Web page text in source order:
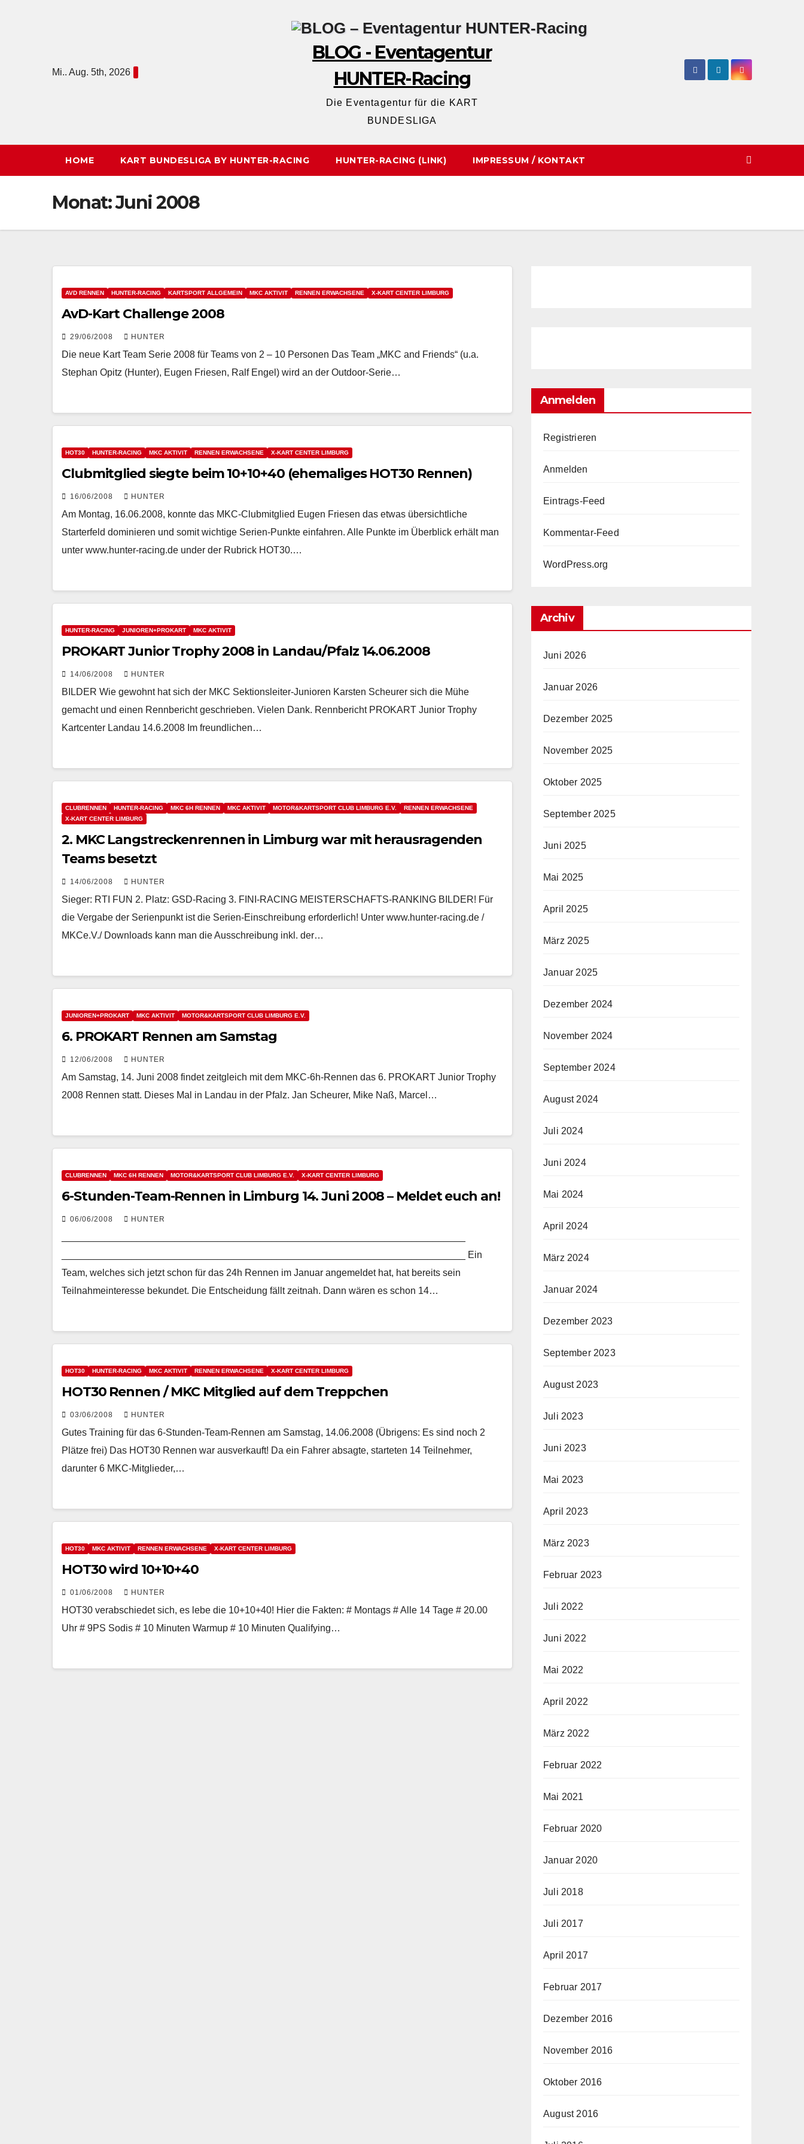
Mi.. Aug. 5th, 2026
BLOG - Eventagentur
HUNTER-Racing
Die Eventagentur für die KART
BUNDESLIGA
HOME KART BUNDESLIGA BY HUNTER-RACING HUNTER-RACING (LINK) IMPRESSUM / KONTAKT
Monat:Juni 2008
AVD RENNEN HUNTER-RACING KARTSPORT ALLGEMEIN MKC AKTIVIT RENNEN ERWACHSENE X-KART CENTER LIMBURG
AvD-Kart Challenge 2008
29/06/2008 HUNTER
Die neue Kart Team Serie 2008 für Teams von 2 – 10 Personen Das Team „MKC and Friends“ (u.a.
Stephan Opitz (Hunter), Eugen Friesen, Ralf Engel) wird an der Outdoor-Serie…
HOT30 HUNTER-RACING MKC AKTIVIT RENNEN ERWACHSENE X-KART CENTER LIMBURG
Clubmitglied siegte beim 10+10+40 (ehemaliges HOT30 Rennen)
16/06/2008 HUNTER
Am Montag, 16.06.2008, konnte das MKC-Clubmitglied Eugen Friesen das etwas übersichtliche
Starterfeld dominieren und somit wichtige Serien-Punkte einfahren. Alle Punkte im Überblick erhält man
unter www.hunter-racing.de under der Rubrick HOT30.…
HUNTER-RACING JUNIOREN+PROKART MKC AKTIVIT
PROKART Junior Trophy 2008 in Landau/Pfalz 14.06.2008
14/06/2008 HUNTER
BILDER Wie gewohnt hat sich der MKC Sektionsleiter-Junioren Karsten Scheurer sich die Mühe
gemacht und einen Rennbericht geschrieben. Vielen Dank. Rennbericht PROKART Junior Trophy 
Kartcenter Landau 14.6.2008 Im freundlichen…
CLUBRENNEN HUNTER-RACING MKC 6H RENNEN MKC AKTIVIT MOTOR&KARTSPORT CLUB LIMBURG E.V.
RENNEN ERWACHSENE
X-KART CENTER LIMBURG
2. MKC Langstreckenrennen in Limburg war mit herausragenden
Teams besetzt
14/06/2008 HUNTER
Sieger: RTI FUN 2. Platz: GSD-Racing 3. FINI-RACING MEISTERSCHAFTS-RANKING BILDER! Für
die Vergabe der Serienpunkt ist die Serien-Einschreibung erforderlich! Unter www.hunter-racing.de /
MKCe.V./ Downloads kann man die Ausschreibung inkl. der…
JUNIOREN+PROKART MKC AKTIVIT MOTOR&KARTSPORT CLUB LIMBURG E.V.
6. PROKART Rennen am Samstag
12/06/2008 HUNTER
Am Samstag, 14. Juni 2008 findet zeitgleich mit dem MKC-6h-Rennen das 6. PROKART Junior Trophy
2008 Rennen statt. Dieses Mal in Landau in der Pfalz. Jan Scheurer, Mike Naß, Marcel…
CLUBRENNEN MKC 6H RENNEN MOTOR&KARTSPORT CLUB LIMBURG E.V. X-KART CENTER LIMBURG
6-Stunden-Team-Rennen in Limburg 14. Juni 2008 – Meldet euch an!
06/06/2008 HUNTER
___________________________________________________________________________ Ein
Team, welches sich jetzt schon für das 24h Rennen im Januar angemeldet hat, hat bereits sein
Teilnahmeinteresse bekundet. Die Entscheidung fällt zeitnah. Dann wären es schon 14…
HOT30 HUNTER-RACING MKC AKTIVIT RENNEN ERWACHSENE X-KART CENTER LIMBURG
HOT30 Rennen / MKC Mitglied auf dem Treppchen
03/06/2008 HUNTER
Gutes Training für das 6-Stunden-Team-Rennen am Samstag, 14.06.2008 (Übrigens: Es sind noch 2
Plätze frei) Das HOT30 Rennen war ausverkauft! Da ein Fahrer absagte, starteten 14 Teilnehmer,
darunter 6 MKC-Mitglieder,…
HOT30 MKC AKTIVIT RENNEN ERWACHSENE X-KART CENTER LIMBURG
HOT30 wird 10+10+40
01/06/2008 HUNTER
HOT30 verabschiedet sich, es lebe die 10+10+40! Hier die Fakten: # Montags # Alle 14 Tage # 20.00
Uhr # 9PS Sodis # 10 Minuten Warmup # 10 Minuten Qualifying…
Anmelden
Registrieren
Anmelden
Eintrags-Feed
Kommentar-Feed
WordPress.org
Archiv
Juni 2026
Januar 2026
Dezember 2025
November 2025
Oktober 2025
September 2025
Juni 2025
Mai 2025
April 2025
März 2025
Januar 2025
Dezember 2024
November 2024
September 2024
August 2024
Juli 2024
Juni 2024
Mai 2024
April 2024
März 2024
Januar 2024
Dezember 2023
September 2023
August 2023
Juli 2023
Juni 2023
Mai 2023
April 2023
März 2023
Februar 2023
Juli 2022
Juni 2022
Mai 2022
April 2022
März 2022
Februar 2022
Mai 2021
Februar 2020
Januar 2020
Juli 2018
Juli 2017
April 2017
Februar 2017
Dezember 2016
November 2016
Oktober 2016
August 2016